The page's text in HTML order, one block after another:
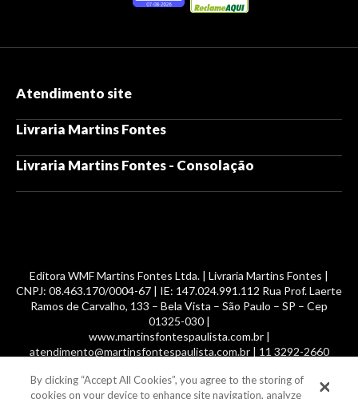
Atendimento site
Livraria Martins Fontes
Livraria Martins Fontes - Consolação
Editora WMF Martins Fontes Ltda. | Livraria Martins Fontes |
CNPJ: 08.463.170/0004-67 | IE: 147.024.991.112 Rua Prof. Laerte
Ramos de Carvalho, 133 – Bela Vista – São Paulo – SP – Cep
01325-030 |
www.martinsfontespaulista.com.br |
atendimento@martinsfontespaulista.com.br | 11 3292-2660
© 2014 -2026, MartinsFontes livros nacionais e importados,
By clicking “Accept All Cookies”, you agree to the storing of
cookies on your device to enhance site navigation, analyze